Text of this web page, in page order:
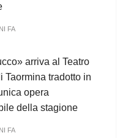
FA
arriva al Teatro
Taormina tradotto in
opera
della stagione
FA